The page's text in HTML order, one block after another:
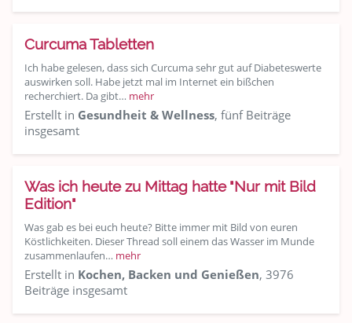
Curcuma Tabletten
Ich habe gelesen, dass sich Curcuma sehr gut auf Diabeteswerte
auswirken soll. Habe jetzt mal im Internet ein bißchen
recherchiert. Da gibt… mehr
Erstellt in Gesundheit & Wellness, fünf Beiträge
insgesamt
Was ich heute zu Mittag hatte "Nur mit Bild
Edition"
Was gab es bei euch heute? Bitte immer mit Bild von euren
Köstlichkeiten. Dieser Thread soll einem das Wasser im Munde
zusammenlaufen… mehr
Erstellt in Kochen, Backen und Genießen, 3976
Beiträge insgesamt